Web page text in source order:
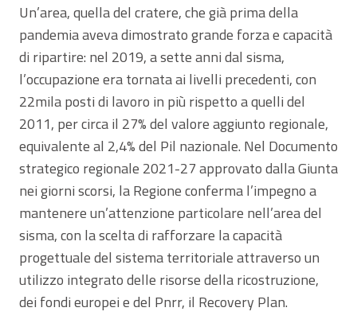
Un’area, quella del cratere, che già prima della
pandemia aveva dimostrato grande forza e capacità
di ripartire: nel 2019, a sette anni dal sisma,
l’occupazione era tornata ai livelli precedenti, con
22mila posti di lavoro in più rispetto a quelli del
2011, per circa il 27% del valore aggiunto regionale,
equivalente al 2,4% del Pil nazionale. Nel Documento
strategico regionale 2021-27 approvato dalla Giunta
nei giorni scorsi, la Regione conferma l’impegno a
mantenere un’attenzione particolare nell’area del
sisma, con la scelta di rafforzare la capacità
progettuale del sistema territoriale attraverso un
utilizzo integrato delle risorse della ricostruzione,
dei fondi europei e del Pnrr, il Recovery Plan.